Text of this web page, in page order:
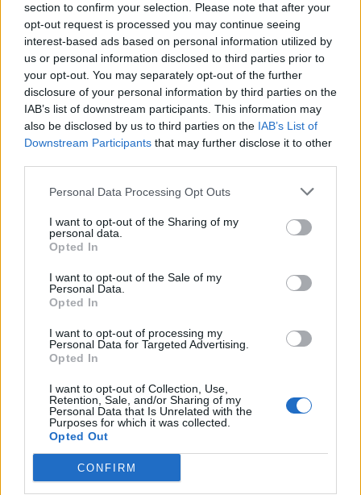
section to confirm your selection. Please note that after your
opt-out request is processed you may continue seeing
interest-based ads based on personal information utilized by
us or personal information disclosed to third parties prior to
your opt-out. You may separately opt-out of the further
disclosure of your personal information by third parties on the
IAB’s list of downstream participants. This information may
also be disclosed by us to third parties on the IAB’s List of
Downstream Participants that may further disclose it to other
Personal Data Processing Opt Outs
I want to opt-out of the Sharing of my
personal data.
Opted In
I want to opt-out of the Sale of my
Personal Data.
Opted In
I want to opt-out of processing my
Personal Data for Targeted Advertising.
Opted In
I want to opt-out of Collection, Use,
Retention, Sale, and/or Sharing of my
Personal Data that Is Unrelated with the
Purposes for which it was collected.
Opted Out
CONFIRM
E-mail LinkedIn Facebook X
Mastodon Telegram WhatsApp
Stampa Altro
Vuoi ricevere gli aggiornamenti delle news di TecnoGazzetta?
Inserisci nome ed indirizzo E-Mail:
Acconsento al trattamento dei dati personali ( Info Privacy
LE MIGLIORI OFFERTE AMAZON